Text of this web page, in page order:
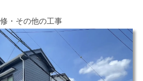
・その他の工事